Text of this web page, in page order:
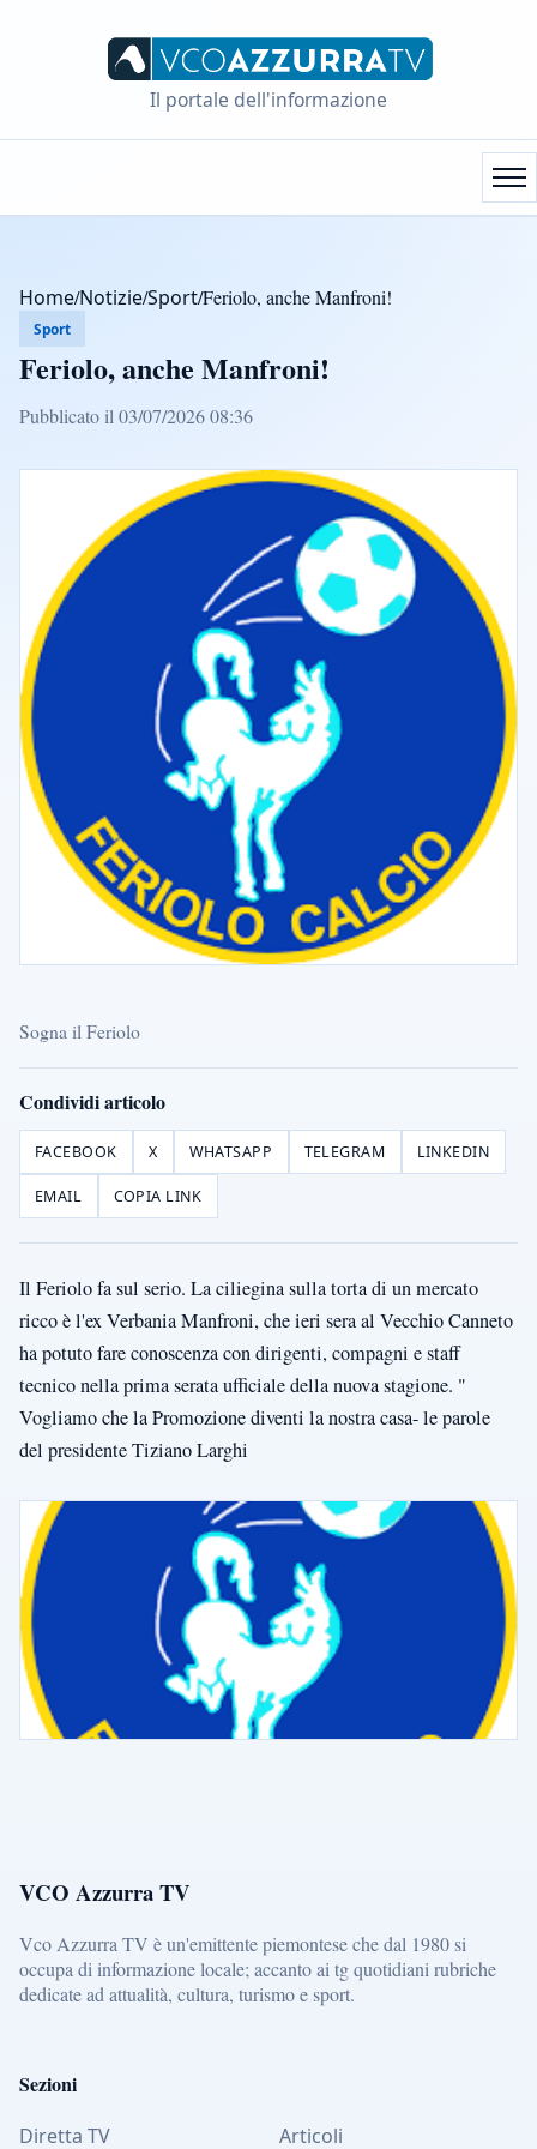
Il portale dell'informazione
Home/Notizie/Sport/Feriolo, anche Manfroni!
Sport
Feriolo, anche Manfroni!
Pubblicato il 03/07/2026 08:36
Sogna il Feriolo
Condividi articolo
FACEBOOK X WHATSAPP TELEGRAM LINKEDIN
EMAIL COPIA LINK
Il Feriolo fa sul serio. La ciliegina sulla torta di un mercato
ricco è l'ex Verbania Manfroni, che ieri sera al Vecchio Canneto
ha potuto fare conoscenza con dirigenti, compagni e staff
tecnico nella prima serata ufficiale della nuova stagione. "
Vogliamo che la Promozione diventi la nostra casa- le parole
del presidente Tiziano Larghi
VCO Azzurra TV
Vco Azzurra TV è un'emittente piemontese che dal 1980 si
occupa di informazione locale; accanto ai tg quotidiani rubriche
dedicate ad attualità, cultura, turismo e sport.
Sezioni
Diretta TV Articoli